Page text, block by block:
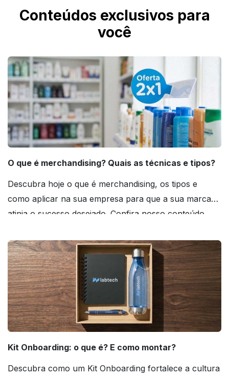
Conteúdos exclusivos para
você
O que é merchandising? Quais as técnicas e tipos?
Descubra hoje o que é merchandising, os tipos e
como aplicar na sua empresa para que a sua marca
atinja o sucesso desejado. Confira nosso conteúdo
Kit Onboarding: o que é? E como montar?
Descubra como um Kit Onboarding fortalece a cultura